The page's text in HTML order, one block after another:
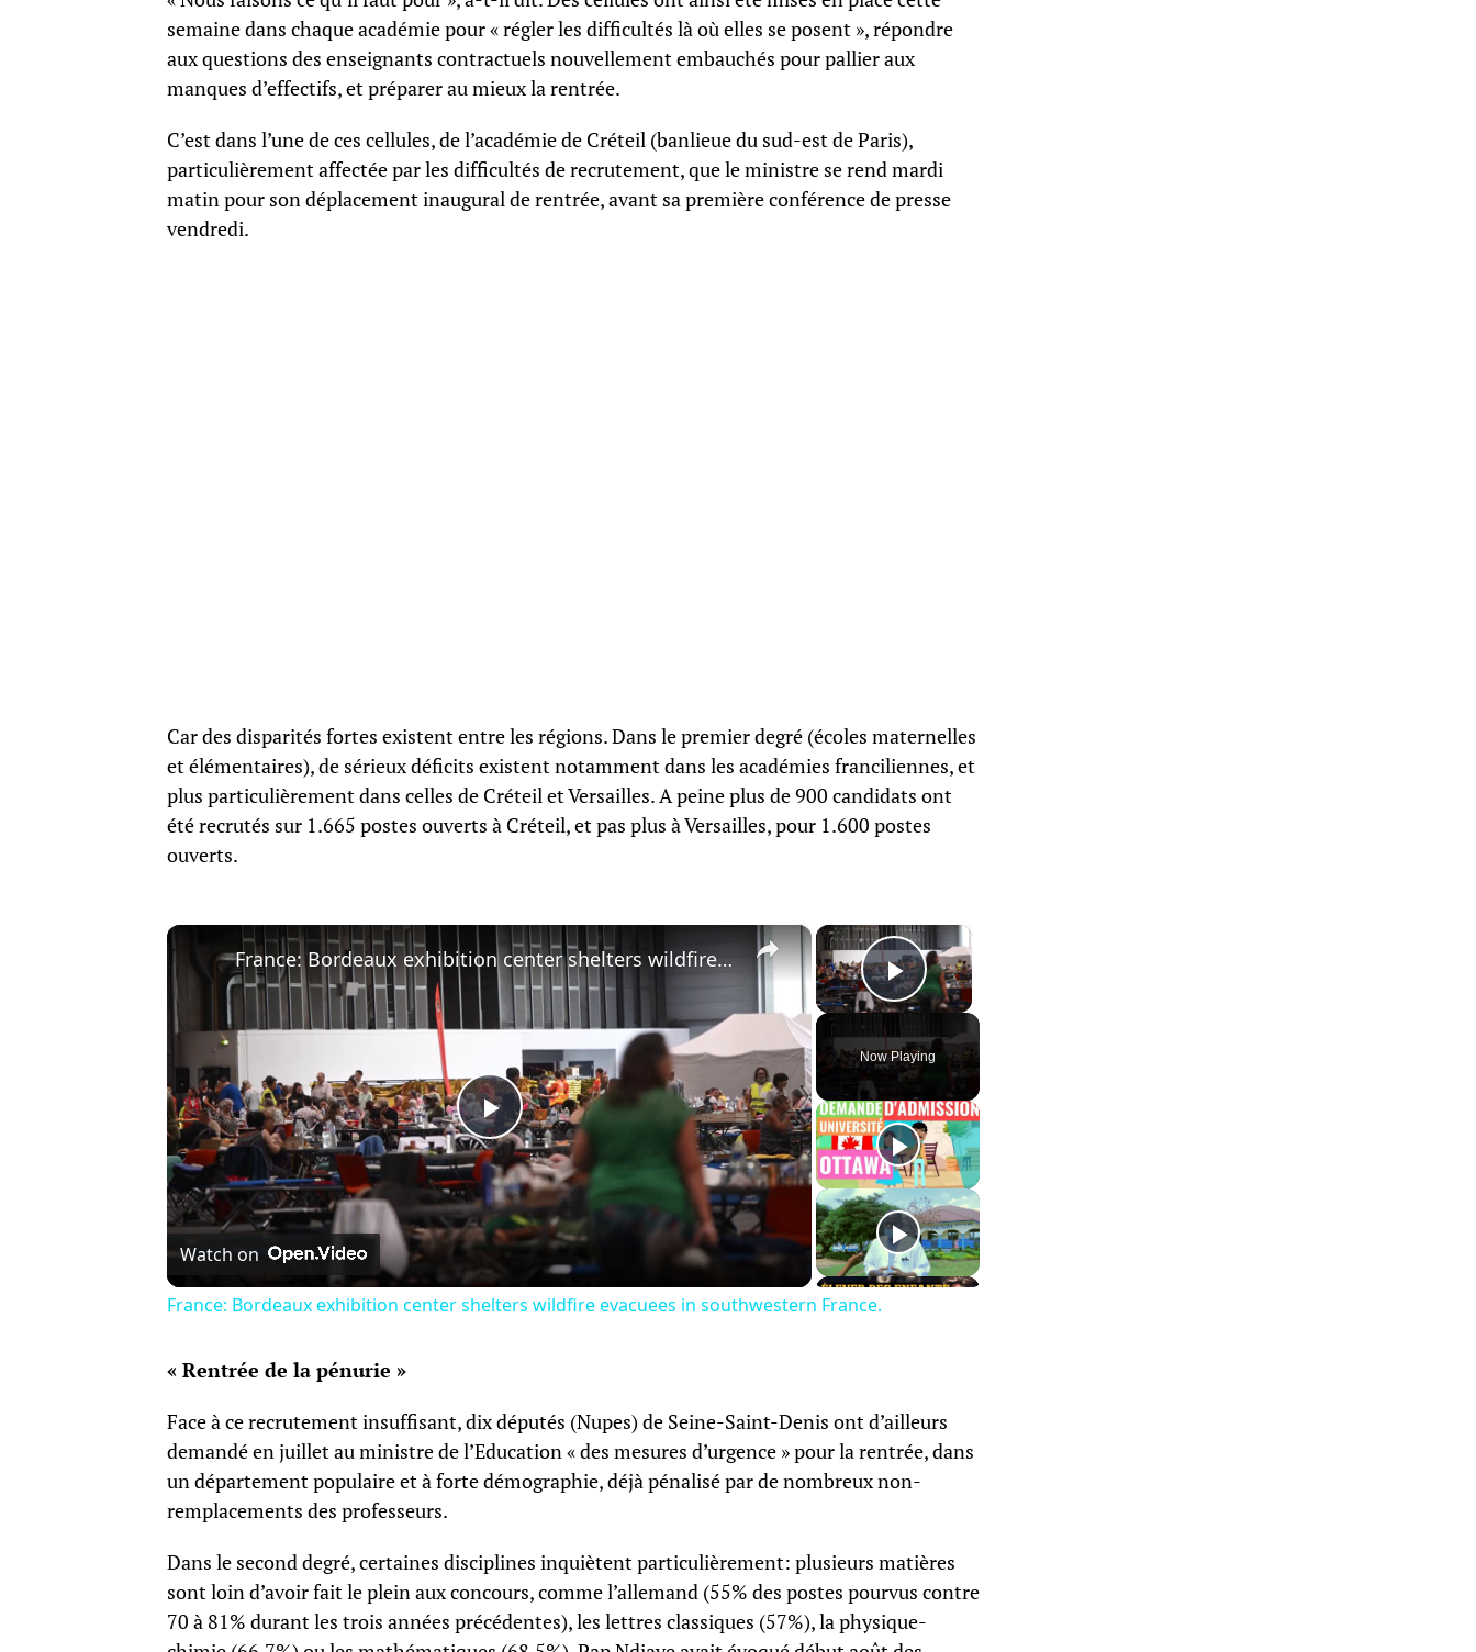
semaine dans chaque académie pour « régler les difficultés là où elles se posent », répondre
aux questions des enseignants contractuels nouvellement embauchés pour pallier aux
manques d’effectifs, et préparer au mieux la rentrée.
C’est dans l’une de ces cellules, de l’académie de Créteil (banlieue du sud-est de Paris),
particulièrement affectée par les difficultés de recrutement, que le ministre se rend mardi
matin pour son déplacement inaugural de rentrée, avant sa première conférence de presse
vendredi.
Car des disparités fortes existent entre les régions. Dans le premier degré (écoles maternelles
et élémentaires), de sérieux déficits existent notamment dans les académies franciliennes, et
plus particulièrement dans celles de Créteil et Versailles. A peine plus de 900 candidats ont
été recrutés sur 1.665 postes ouverts à Créteil, et pas plus à Versailles, pour 1.600 postes
ouverts.
×
Play Video
Now Playing
×
Play
Video
France: Bordeaux exhibition center shelters wildfire evacuees in southwestern France.
Watch on
France: Bordeaux exhibition center shelters wildfire evacuees in southwestern France.
« Rentrée de la pénurie »
Face à ce recrutement insuffisant, dix députés (Nupes) de Seine-Saint-Denis ont d’ailleurs
demandé en juillet au ministre de l’Education « des mesures d’urgence » pour la rentrée, dans
un département populaire et à forte démographie, déjà pénalisé par de nombreux non-
remplacements des professeurs.
Dans le second degré, certaines disciplines inquiètent particulièrement: plusieurs matières
sont loin d’avoir fait le plein aux concours, comme l’allemand (55% des postes pourvus contre
70 à 81% durant les trois années précédentes), les lettres classiques (57%), la physique-